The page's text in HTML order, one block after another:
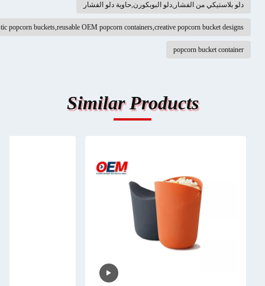
من الفشار,دلو البوبكورن,حاوية دلو الفشار
custom plastic popcorn buckets,reusable OEM popcorn containers,creative popcorn bucket
popcorn bucket
Similar Products